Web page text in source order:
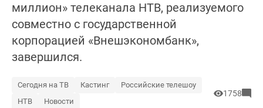
миллион» телеканала НТВ, реализуемого
совместно с государственной
корпорацией «Внешэкономбанк»,
завершился.
Сегодня на ТВ Кастинг
Российские телешоу
НТВ
Новости
1758